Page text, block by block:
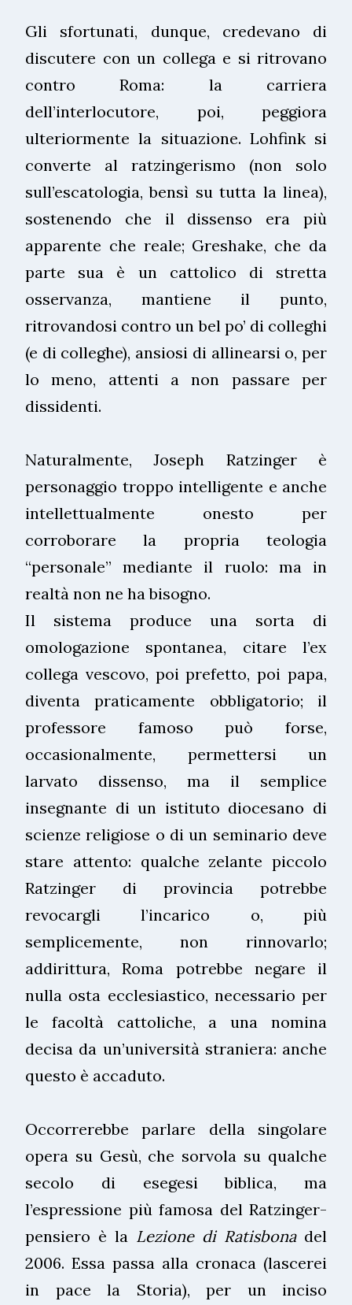
Gli sfortunati, dunque, credevano di
discutere con un collega e si ritrovano
contro Roma: la carriera
dell’interlocutore, poi, peggiora
ulteriormente la situazione. Lohfink si
converte al ratzingerismo (non solo
sull’escatologia, bensì su tutta la linea),
sostenendo che il dissenso era più
apparente che reale; Greshake, che da
parte sua è un cattolico di stretta
osservanza, mantiene il punto,
ritrovandosi contro un bel po’ di colleghi
(e di colleghe), ansiosi di allinearsi o, per
lo meno, attenti a non passare per
dissidenti.
Naturalmente, Joseph Ratzinger è
personaggio troppo intelligente e anche
intellettualmente onesto per
corroborare la propria teologia
“personale” mediante il ruolo: ma in
realtà non ne ha bisogno.
Il sistema produce una sorta di
omologazione spontanea, citare l’ex
collega vescovo, poi prefetto, poi papa,
diventa praticamente obbligatorio; il
professore famoso può forse,
occasionalmente, permettersi un
larvato dissenso, ma il semplice
insegnante di un istituto diocesano di
scienze religiose o di un seminario deve
stare attento: qualche zelante piccolo
Ratzinger di provincia potrebbe
revocargli l’incarico o, più
semplicemente, non rinnovarlo;
addirittura, Roma potrebbe negare il
nulla osta ecclesiastico, necessario per
le facoltà cattoliche, a una nomina
decisa da un’università straniera: anche
questo è accaduto.
Occorrerebbe parlare della singolare
opera su Gesù, che sorvola su qualche
secolo di esegesi biblica, ma
l’espressione più famosa del Ratzinger-
pensiero è la Lezione di Ratisbonadel
2006. Essa passa alla cronaca (lascerei
in pace la Storia), per un inciso